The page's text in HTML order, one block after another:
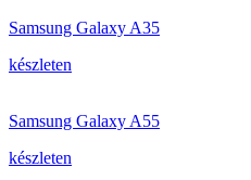
Samsung Galaxy A35
készleten
Samsung Galaxy A55
készleten